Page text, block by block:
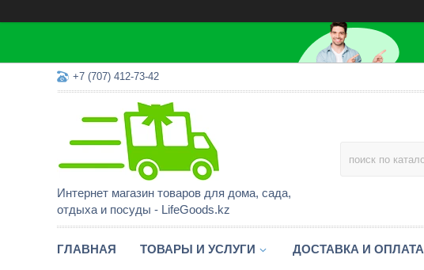
+7 (707) 412-73-42
Интернет магазин товаров для дома, сада,
отдыха и посуды - LifeGoods.kz
ГЛАВНАЯ ТОВАРЫ И УСЛУГИ ДОСТАВКА И ОПЛАТА